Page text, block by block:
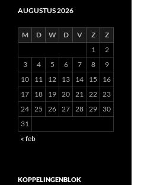
AUGUSTUS 2026
M D W D V Z
Z
1
2
3
4 5 6 7 8
9
10
11 12 13 14 15
16
17
18 19 20 21 22
23
24
25 26 27 28 29
30
31
« feb
KOPPELINGENBLOK